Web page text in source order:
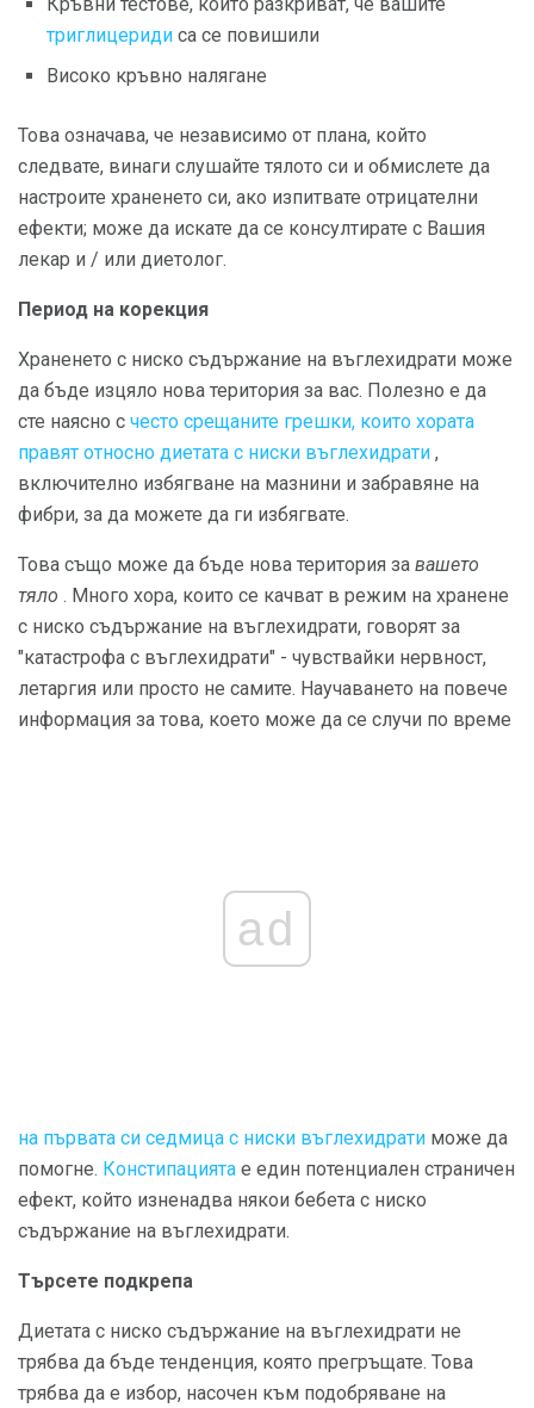
триглицериди са се повишили
Високо кръвно налягане
Това означава, че независимо от плана, който
следвате, винаги слушайте тялото си и обмислете да
настроите храненето си, ако изпитвате отрицателни
ефекти; може да искате да се консултирате с Вашия
лекар и / или диетолог.
Период на корекция
Храненето с ниско съдържание на въглехидрати може
да бъде изцяло нова територия за вас. Полезно е да
сте наясно с често срещаните грешки, които хората
правят относно диетата с ниски въглехидрати ,
включително избягване на мазнини и забравяне на
фибри, за да можете да ги избягвате.
Това също може да бъде нова територия за вашето
тяло . Много хора, които се качват в режим на хранене
с ниско съдържание на въглехидрати, говорят за
"катастрофа с въглехидрати" - чувствайки нервност,
летаргия или просто не самите. Научаването на повече
информация за това, което може да се случи по време
ad
на първата си седмица с ниски въглехидрати може да
помогне. Констипацията е един потенциален страничен
ефект, който изненадва някои бебета с ниско
съдържание на въглехидрати.
Търсете подкрепа
Диетата с ниско съдържание на въглехидрати не
трябва да бъде тенденция, която прегръщате. Това
трябва да е избор, насочен към подобряване на